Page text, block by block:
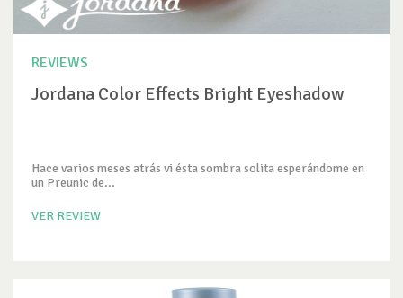
REVIEWS
Jordana Color Effects Bright Eyeshadow
Hace varios meses atrás vi ésta sombra solita esperándome en
un Preunic de...
VER REVIEW